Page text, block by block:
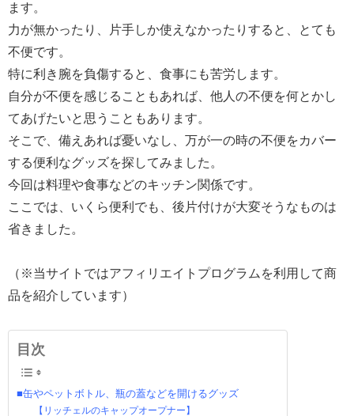
ます。
力が無かったり、片手しか使えなかったりすると、とても
不便です。
特に利き腕を負傷すると、食事にも苦労します。
自分が不便を感じることもあれば、他人の不便を何とかし
てあげたいと思うこともあります。
そこで、備えあれば憂いなし、万が一の時の不便をカバー
する便利なグッズを探してみました。
今回は料理や食事などのキッチン関係です。
ここでは、いくら便利でも、後片付けが大変そうなものは
省きました。
（※当サイトではアフィリエイトプログラムを利用して商
品を紹介しています）
目次
■缶やペットボトル、瓶の蓋などを開けるグッズ
【リッチェルのキャップオープナー】